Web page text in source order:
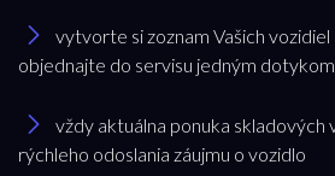
Značka
Volvo
vytvorte si zoznam Vašich
objednajte do servisu jedným dotykom
vždy aktuálna ponuka skladových
rýchleho odoslania záujmu o vozidlo